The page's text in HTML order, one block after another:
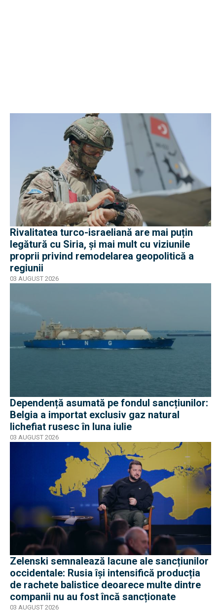
Rivalitatea turco-israeliană are mai puțin
legătură cu Siria, și mai mult cu viziunile
proprii privind remodelarea geopolitică a
regiunii
03 AUGUST 2026
Dependență asumată pe fondul sancțiunilor:
Belgia a importat exclusiv gaz natural
lichefiat rusesc în luna iulie
03 AUGUST 2026
Zelenski semnalează lacune ale sancțiunilor
occidentale: Rusia își intensifică producția
de rachete balistice deoarece multe dintre
companii nu au fost încă sancționate
03 AUGUST 2026